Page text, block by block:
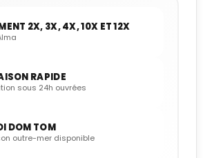
2X, 3X, 4X, 10X ET 12X
RAPIDE
sous 24h ouvrées
DOM TOM
outre-mer disponible